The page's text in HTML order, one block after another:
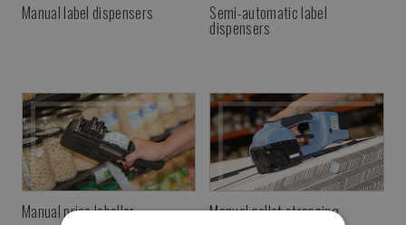
Manual label dispensers Semi-automatic label
dispensers
Manual price labeller Manual pallet strapping